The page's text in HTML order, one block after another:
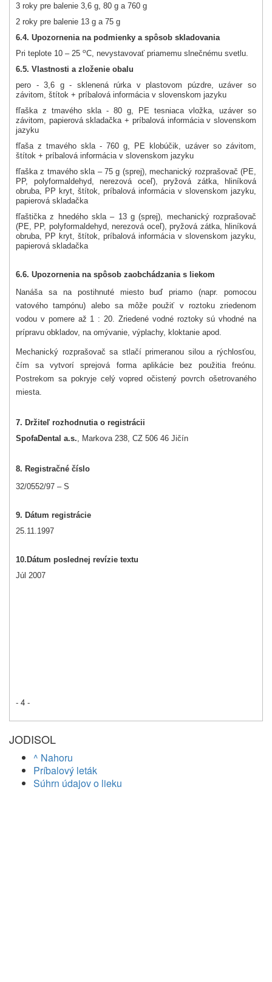
3 roky pre balenie 3,6 g, 80 g a 760 g
2 roky pre balenie 13 g a 75 g
6.4. Upozornenia na podmienky a spôsob skladovania
Pri teplote 10 – 25 oC, nevystavovať priamemu slnečnému svetlu.
6.5. Vlastnosti a zloženie obalu
pero - 3,6 g - sklenená rúrka v plastovom púzdre, uzáver so
závitom, štítok + príbalová informácia v slovenskom jazyku
fľaška z tmavého skla - 80 g, PE tesniaca vložka, uzáver so
závitom, papierová skladačka + príbalová informácia v slovenskom
jazyku
fľaša z tmavého skla - 760 g, PE klobúčik, uzáver so závitom,
štítok + príbalová informácia v slovenskom jazyku
fľaška z tmavého skla – 75 g (sprej), mechanický rozprašovač (PE,
PP, polyformaldehyd, nerezová oceľ), pryžová zátka, hliníková
obruba, PP kryt, štítok, príbalová informácia v slovenskom jazyku,
papierová skladačka
fľaštička z hnedého skla – 13 g (sprej), mechanický rozprašovač
(PE, PP, polyformaldehyd, nerezová oceľ), pryžová zátka, hliníková
obruba, PP kryt, štítok, príbalová informácia v slovenskom jazyku,
papierová skladačka
6.6. Upozornenia na spôsob zaobchádzania s liekom
Nanáša sa na postihnuté miesto buď priamo (napr. pomocou
vatového tampónu) alebo sa môže použiť v roztoku zriedenom
vodou v pomere až 1 : 20. Zriedené vodné roztoky sú vhodné na
prípravu obkladov, na omývanie, výplachy, kloktanie apod.
Mechanický rozprašovač sa stlačí primeranou silou a rýchlosťou,
čím sa vytvorí sprejová forma aplikácie bez použitia freónu.
Postrekom sa pokryje celý vopred očistený povrch ošetrovaného
miesta.
7. Držiteľ rozhodnutia o registrácii
SpofaDental a.s. , Markova 238, CZ 506 46 Jičín
8. Registračné číslo
32/0552/97 – S
9. Dátum registrácie
25.11.1997
10. Dátum poslednej revízie textu
Júl 2007
- 4 -
JODISOL
^ Nahoru
Príbalový leták
Súhrn údajov o lieku